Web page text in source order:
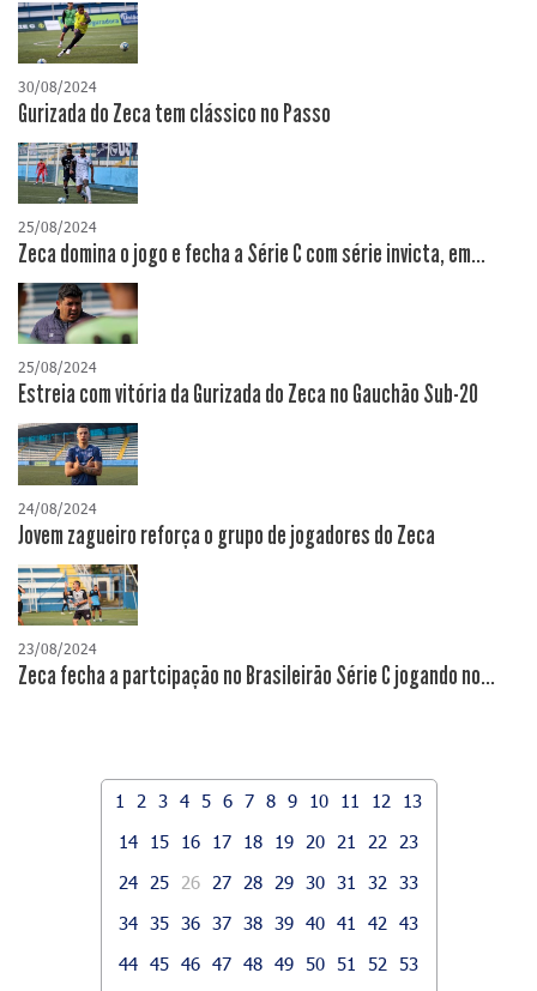
30/08/2024
Gurizada do Zeca tem clássico no Passo
25/08/2024
Zeca domina o jogo e fecha a Série C com série invicta, em...
25/08/2024
Estreia com vitória da Gurizada do Zeca no Gauchão Sub-20
24/08/2024
Jovem zagueiro reforça o grupo de jogadores do Zeca
23/08/2024
Zeca fecha a partcipação no Brasileirão Série C jogando no...
1 2 3 4 5 6 7 8 9 10 11 12
13
14
15 16 17 18 19 20 21 22
23
24
25 26 27 28 29 30 31 32
33
34 35 36 37 38 39 40 41 42
43
44 45 46 47 48 49 50 51 52
53